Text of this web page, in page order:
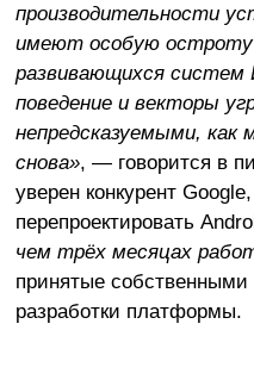
производительности
имеют особую
развивающихся
поведение и векторы
непредсказуемыми, как
снова», — говорится в
уверен конкурент
перепроектировать
чем трёх месяцах
принятые
разработки платформы.